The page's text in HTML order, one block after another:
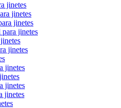
jinetes
jinetes
jinetes
para jinetes
jinetes
jinetes
jinetes
jinetes